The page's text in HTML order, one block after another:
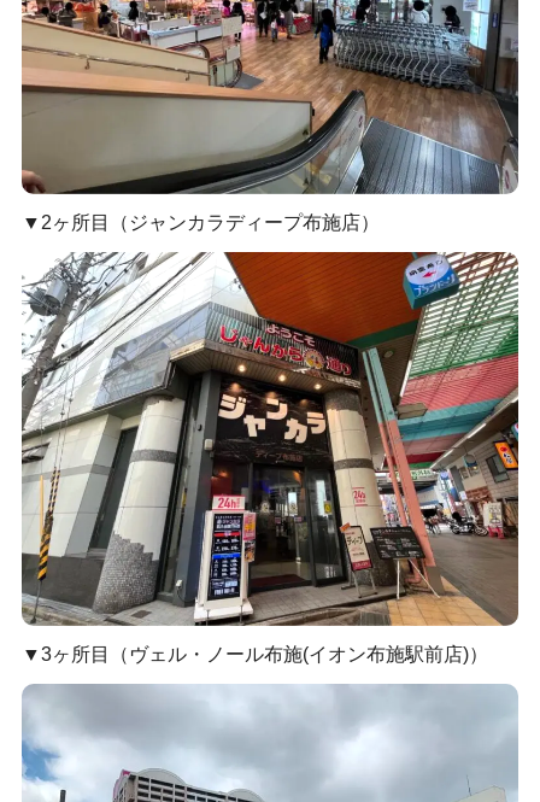
▼2ヶ所目（ジャンカラディープ布施店）
▼3ヶ所目（ヴェル・ノール布施(イオン布施駅前店)）